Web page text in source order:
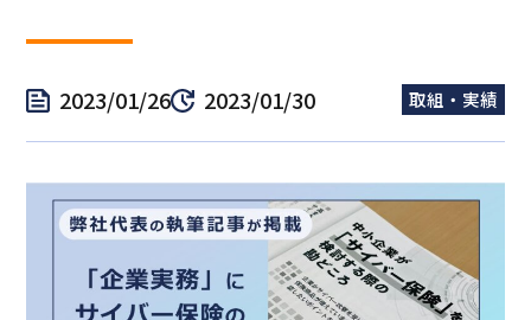
2023/01/26 2023/01/30 取組・実績